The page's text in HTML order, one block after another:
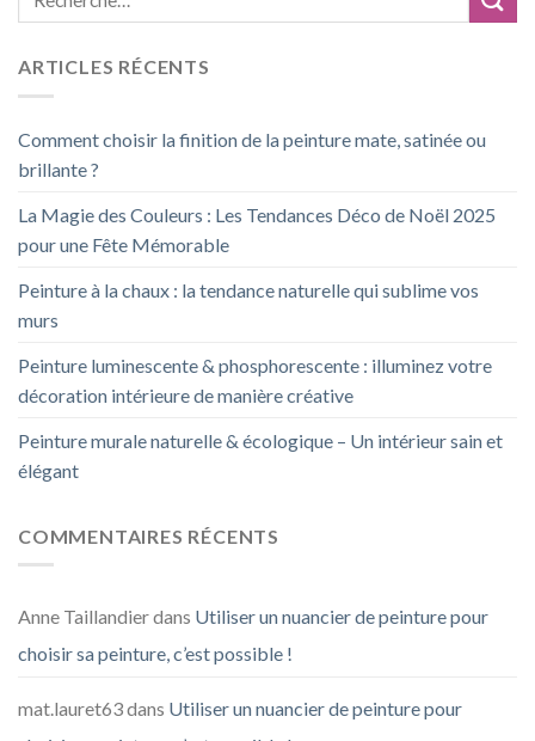
ARTICLES RÉCENTS
Comment choisir la finition de la peinture mate, satinée ou
brillante ?
La Magie des Couleurs : Les Tendances Déco de Noël 2025
pour une Fête Mémorable
Peinture à la chaux : la tendance naturelle qui sublime vos
murs
Peinture luminescente & phosphorescente : illuminez votre
décoration intérieure de manière créative
Peinture murale naturelle & écologique – Un intérieur sain et
élégant
COMMENTAIRES RÉCENTS
Anne Taillandierdans Utiliser un nuancier de peinture pour
choisir sa peinture, c’est possible !
mat.lauret63dans Utiliser un nuancier de peinture pour